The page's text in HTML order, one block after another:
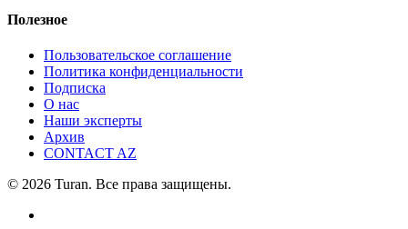
Полезное
Пользовательское соглашение
Политика конфиденциальности
Подписка
О нас
Наши эксперты
Архив
CONTACT AZ
© 2026 Turan. Все права защищены.